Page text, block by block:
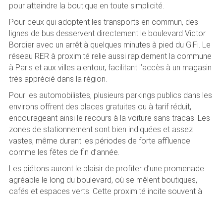
pour atteindre la boutique en toute simplicité.
Pour ceux qui adoptent les transports en commun, des
lignes de bus desservent directement le boulevard Victor
Bordier avec un arrêt à quelques minutes à pied du GiFi. Le
réseau RER à proximité relie aussi rapidement la commune
à Paris et aux villes alentour, facilitant l’accès à un magasin
très apprécié dans la région.
Pour les automobilistes, plusieurs parkings publics dans les
environs offrent des places gratuites ou à tarif réduit,
encourageant ainsi le recours à la voiture sans tracas. Les
zones de stationnement sont bien indiquées et assez
vastes, même durant les périodes de forte affluence
comme les fêtes de fin d’année.
Les piétons auront le plaisir de profiter d’une promenade
agréable le long du boulevard, où se mêlent boutiques,
cafés et espaces verts. Cette proximité incite souvent à